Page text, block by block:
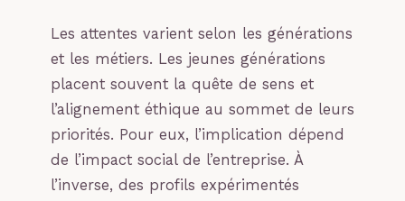
Les attentes varient selon les générations
et les métiers. Les jeunes générations
placent souvent la quête de sens et
l’alignement éthique au sommet de leurs
priorités. Pour eux, l’implication dépend
de l’impact social de l’entreprise. À
l’inverse, des profils expérimentés